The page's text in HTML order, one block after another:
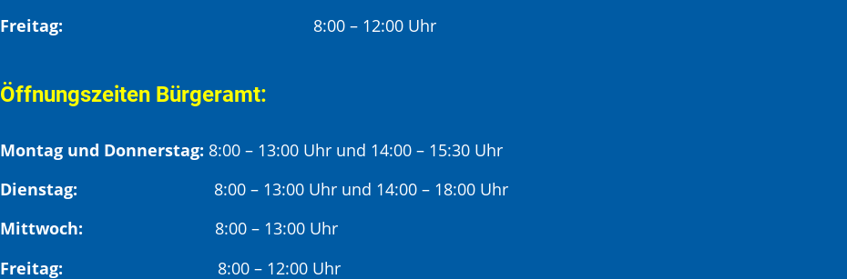
Freitag:
8:00 – 12:00 Uhr
Öffnungszeiten Bürgeramt:
Montag und Donnerstag: 8:00 – 13:00 Uhr und 14:00 – 15:30 Uhr
Dienstag: 8:00 – 13:00 Uhr und 14:00 – 18:00 Uhr
Mittwoch: 8:00 – 13:00 Uhr
Freitag:
8:00 – 12:00 Uhr